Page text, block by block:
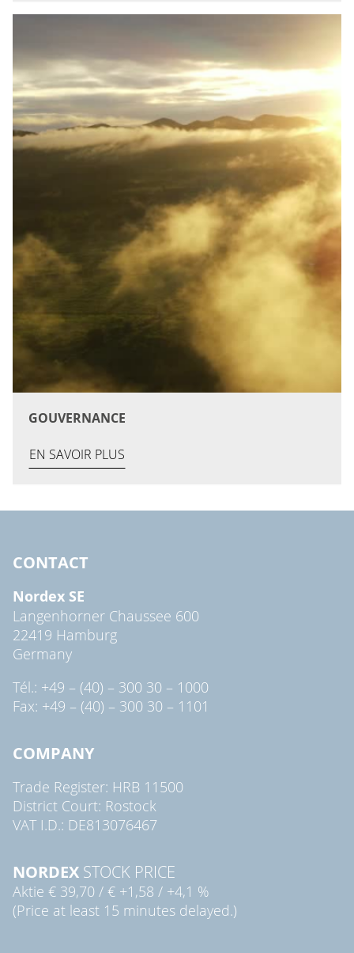
GOUVERNANCE
EN SAVOIR PLUS
CONTACT
Nordex SE
Langenhorner Chaussee 600
22419 Hamburg
Germany
Tél.: +49 – (40) – 300 30 – 1000
Fax: +49 – (40) – 300 30 – 1101
COMPANY
Trade Register: HRB 11500
District Court: Rostock
VAT I.D.: DE813076467
NORDEX STOCK PRICE
Aktie € 39,70 / € +1,58 / +4,1 %
(Price at least 15 minutes delayed.)